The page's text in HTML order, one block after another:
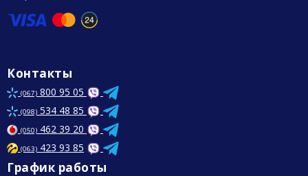
Контакты
(067) 800 95 05
(098) 534 48 85
(050) 462 39 20
(063) 423 93 85
График работы